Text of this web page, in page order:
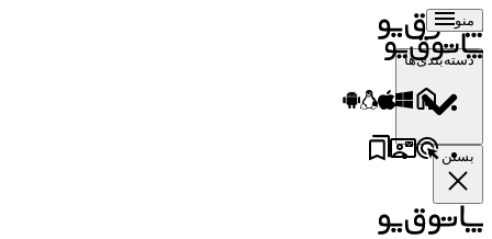
منو
دسته‌بندی‌ها
بستن